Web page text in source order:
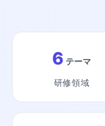
6 テーマ
研修領域